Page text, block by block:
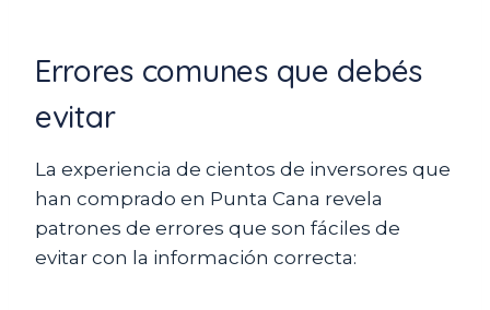
Errores comunes que debés
evitar
La experiencia de cientos de inversores que
han comprado en Punta Cana revela
patrones de errores que son fáciles de
evitar con la información correcta: